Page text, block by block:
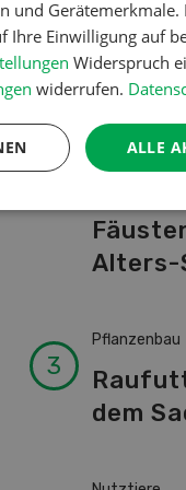
von A-
Alters-
Pflanzenbau
dem
und
Ihre Einwilligung auf
Widerspruch
widerrufen.
ALLE